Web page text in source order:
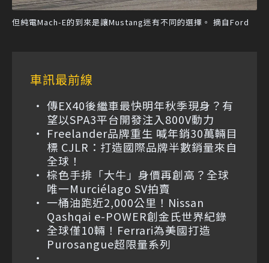
但純電Mach-E的到來是讓Mustang迷有不同的選擇。 摘自Ford
車訊最前線
傳EX40後繼車最快明年秋季現身？有
望以SPA3平台開發注入800V動力
Freelander品牌重生 喊年銷30萬輛目
標 CJLR：打造國際品牌半數銷量來自
全球！
棕色手排「大牛」身價再創高？全球
唯一Murciélago SV拍賣
一桶油跑近2,000公里！Nissan
Qashqai e-POWER創金氏世界紀錄
全球僅10輛！Ferrari為美國打造
Purosangue超限量系列